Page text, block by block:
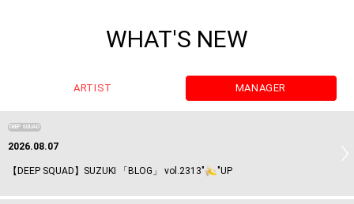
WHAT'S NEW
ARTIST MANAGER
DEEP SQUAD
2026.08.07
【DEEP SQUAD】SUZUKI 「BLOG」 vol.2313" "UP